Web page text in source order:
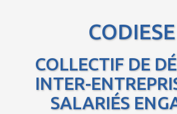
CODIESE
COLLECTIF DE
INTER-
SALARIÉS